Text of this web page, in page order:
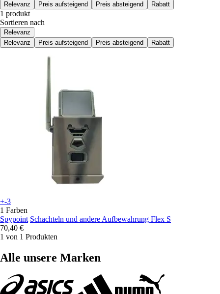
Relevanz
Preis aufsteigend Preis absteigend Rabatt
1 produkt
Sortieren nach
Relevanz
Relevanz
Preis aufsteigend Preis absteigend Rabatt
+-3
1 Farben
Spypoint Schachteln und andere Aufbewahrung Flex S
70,40 €
1 von 1 Produkten
Alle unsere Marken